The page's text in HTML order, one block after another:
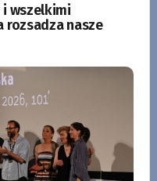
i wszelkimi
rozsadza nasze